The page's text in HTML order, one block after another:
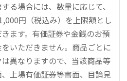
る場合には、数量に応じて、
円（税込み）を上限額とし
ます。有価証券や金銭のお預
いただきません。商品ごとに
異なりますので、当該商品等
上場有価証券等書面、目論見